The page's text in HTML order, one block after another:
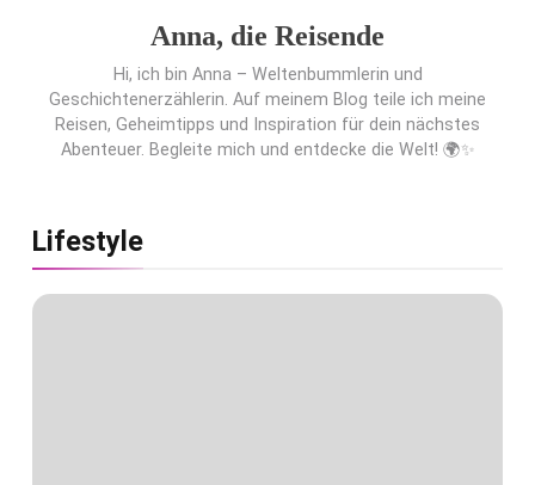
Anna, die Reisende
Hi, ich bin Anna – Weltenbummlerin und
Geschichtenerzählerin. Auf meinem Blog teile ich meine
Reisen, Geheimtipps und Inspiration für dein nächstes
Abenteuer. Begleite mich und entdecke die Welt! 🌍✨
Lifestyle